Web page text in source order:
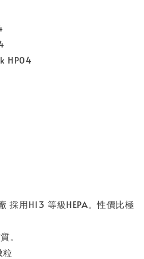
HP04
採用H13 等級HEPA。性價比極
。